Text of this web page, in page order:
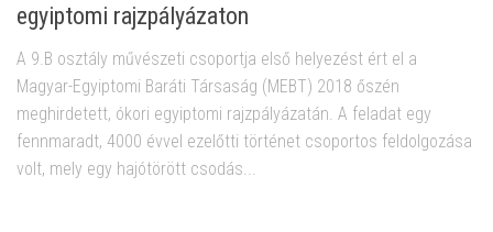
egyiptomi rajzpályázaton
A 9.B osztály művészeti csoportja első helyezést ért el a
Magyar-Egyiptomi Baráti Társaság (MEBT) 2018 őszén
meghirdetett, ókori egyiptomi rajzpályázatán. A feladat egy
fennmaradt, 4000 évvel ezelőtti történet csoportos feldolgozása
volt, mely egy hajótörött csodás...